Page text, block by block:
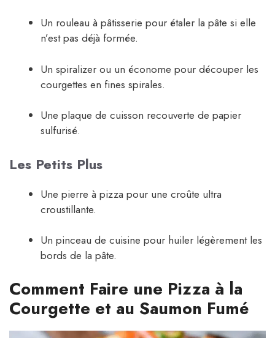
Un rouleau à pâtisserie pour étaler la pâte si elle
n’est pas déjà formée.
Un spiralizer ou un économe pour découper les
courgettes en fines spirales.
Une plaque de cuisson recouverte de papier
sulfurisé.
Les Petits Plus
Une pierre à pizza pour une croûte ultra
croustillante.
Un pinceau de cuisine pour huiler légèrement les
bords de la pâte.
Comment Faire une Pizza à la
Courgette et au Saumon Fumé